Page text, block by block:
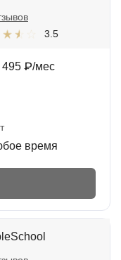
3.5
495 ₽/мес
время